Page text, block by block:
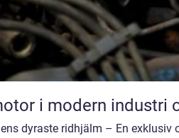
i modern industri
dyraste ridhjälm – En exklusiv